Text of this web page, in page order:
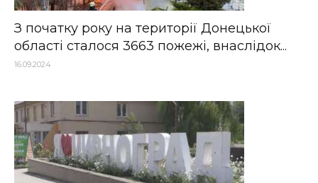
З початку року на території Донецької
області сталося 3663 пожежі, внаслідок...
16.09.2024